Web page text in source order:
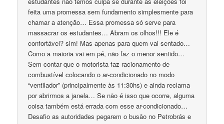
feita uma promessa sem fundamento simplesmente para
chamar a atenção… Essa promessa só serve para
massacrar os estudantes… Abram os olhos!!! Ele é
confortável? sim! Mas apenas para quem vai sentado…
Como a maioria vai em pé, não faz o menor sentido…
Sem contar que o motorista faz racionamento de
combustível colocando o ar-condicionado no modo
“ventilador” (principalmente às 11:30hs) e ainda reclama
por abrirmos a janela… Se não é isso que ocorre, alguma
coisa também está errada com esse ar-condicionado…
Desafio as autoridades pegarem o busão no Petrobrás e